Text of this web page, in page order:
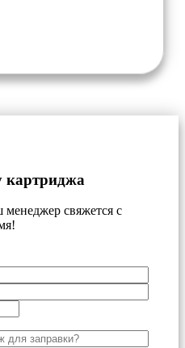
картриджа
свяжется с